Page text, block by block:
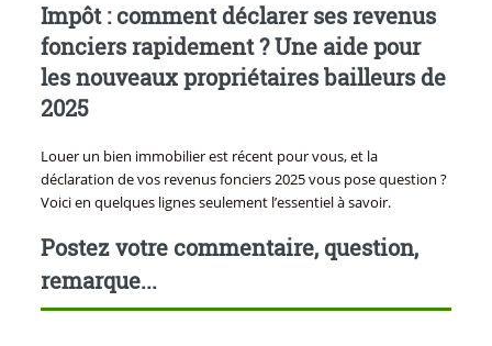
Impôt : comment déclarer ses revenus
fonciers rapidement ? Une aide pour
les nouveaux propriétaires bailleurs de
2025
Louer un bien immobilier est récent pour vous, et la
déclaration de vos revenus fonciers 2025 vous pose question ?
Voici en quelques lignes seulement l’essentiel à savoir.
Postez votre commentaire, question,
remarque...